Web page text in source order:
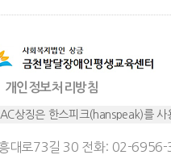
개인정보처리방침
상징은 한스피크(hanspeak)를 사
대로73길 30 전화: 02-